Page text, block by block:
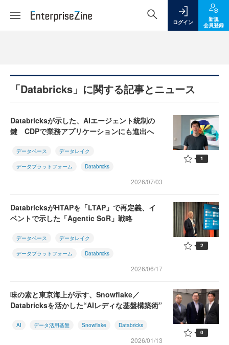
ログイン
新規
会員登録
「Databricks」に関する記事とニュース
Databricksが示した、AIエージェント統制の
鍵 CDPで業務アプリケーションにも進出へ
データベース データレイク
データプラットフォーム Databricks
2026/07/03
1
DatabricksがHTAPを「LTAP」で再定義、イ
ベントで示した「Agentic SoR」戦略
データベース データレイク
データプラットフォーム Databricks
2026/06/17
2
味の素と東京海上が示す、Snowflake／
Databricksを活かした“AIレディな基盤構築術”
AI データ活用基盤 Snowflake Databricks
2026/01/13
0